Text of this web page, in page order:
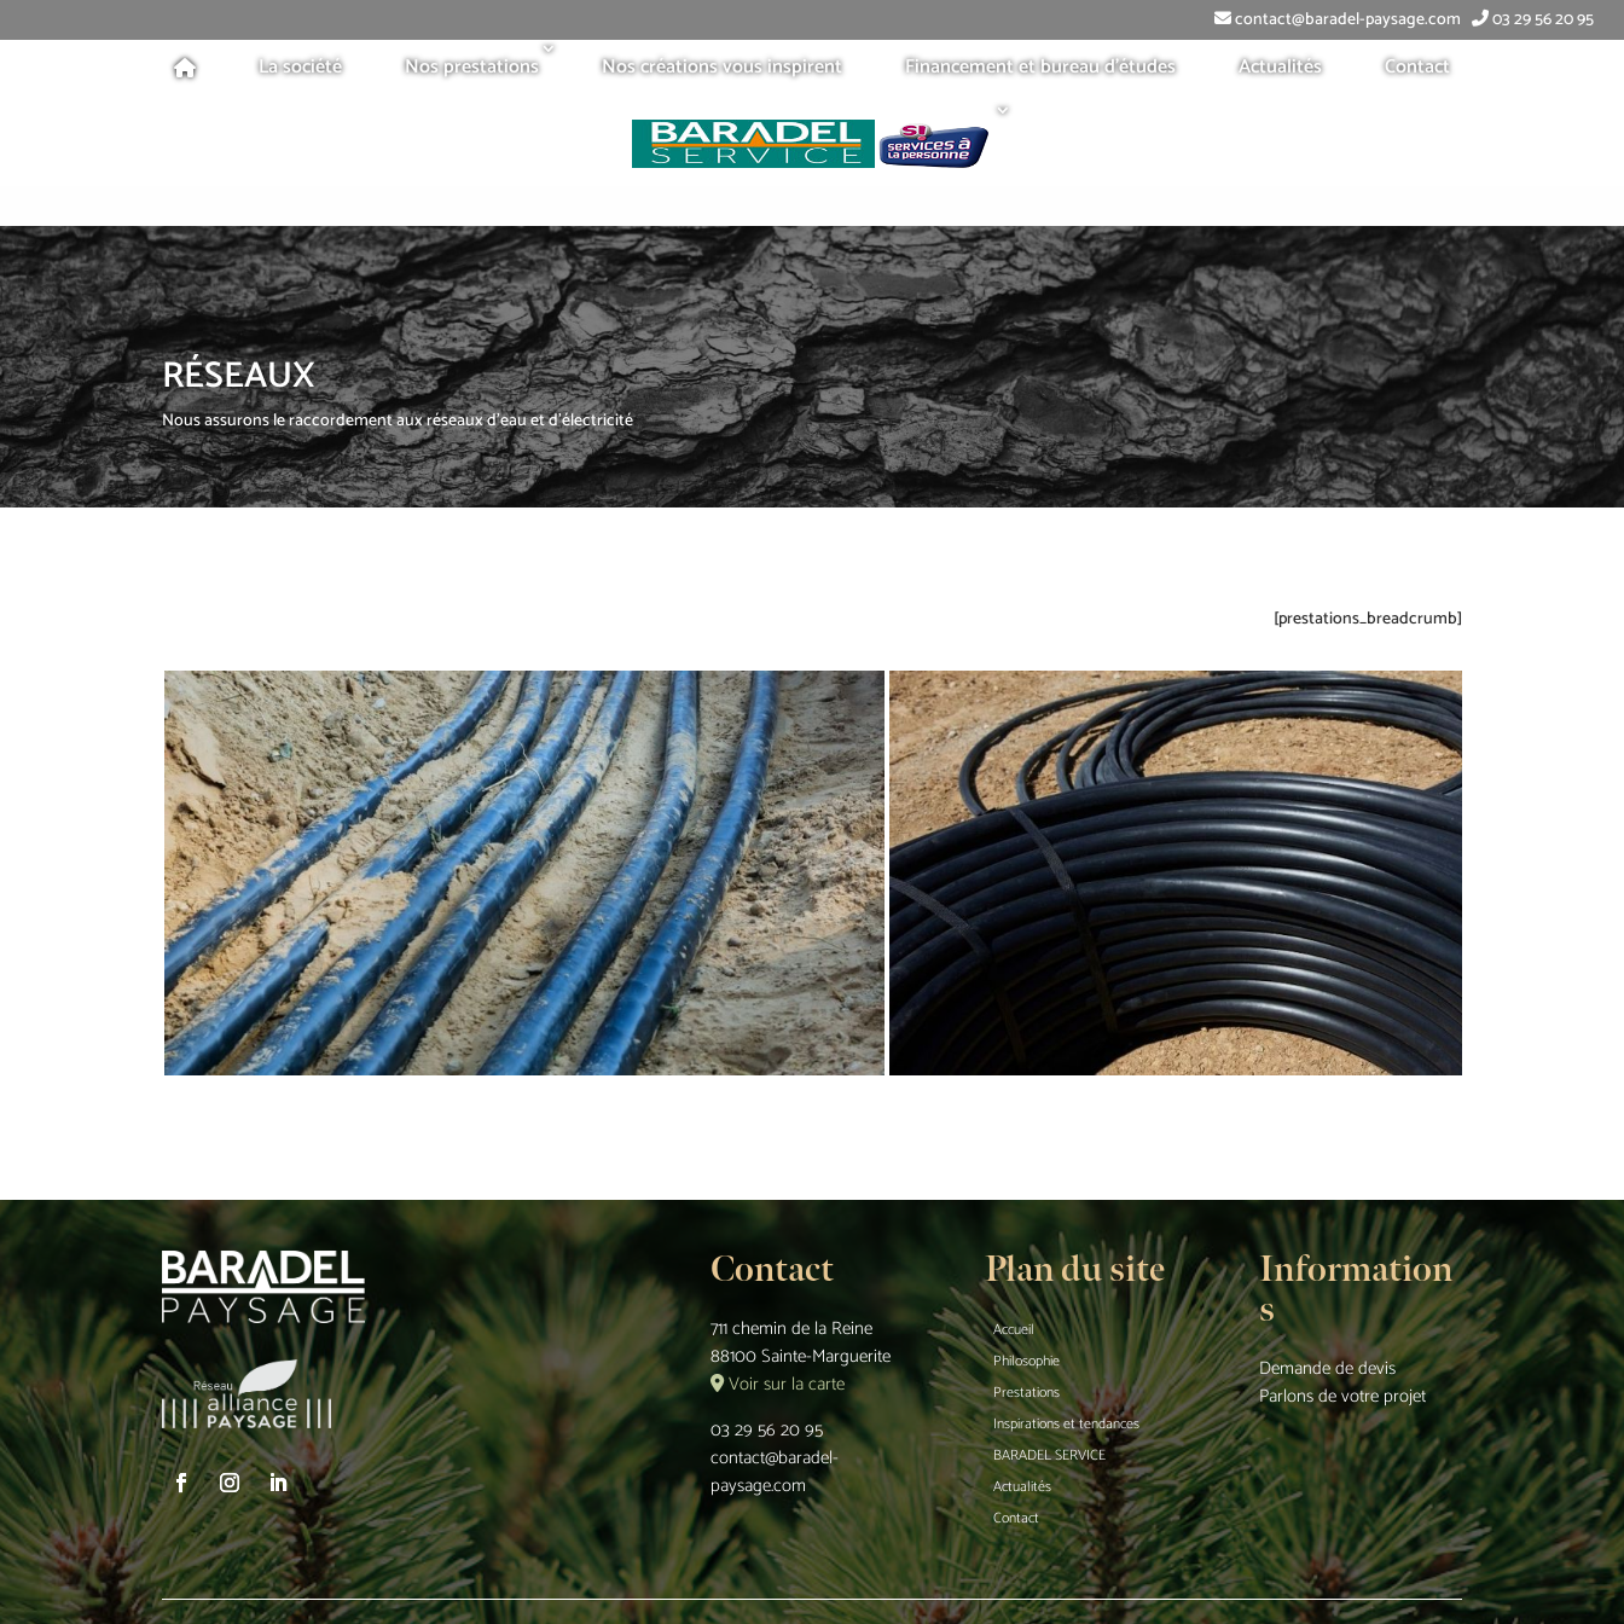
contact@baradel-paysage.com 03 29 56 20 95
La société Nos prestations Nos créations vous inspirent Financement et bureau d’études Actualités Contact
RÉSEAUX
Nous assurons le raccordement aux réseaux d’eau et d’électricité
[prestations_breadcrumb]
Contact
711 chemin de la Reine
88100 Sainte-Marguerite
Voir sur la carte
03 29 56 20 95
contact@baradel-
paysage.com
Plan du site
Accueil
Philosophie
Prestations
Inspirations et tendances
BARADEL SERVICE
Actualités
Contact
Information
s
Demande de devis
Parlons de votre projet